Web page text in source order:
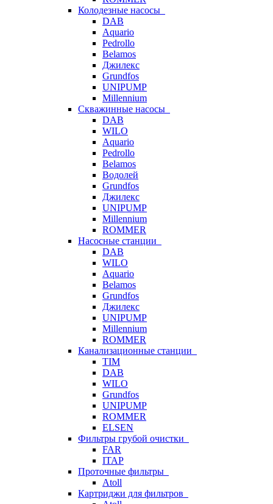
Колодезные насосы
DAB
Aquario
Pedrollo
Belamos
Джилекс
Grundfos
UNIPUMP
Millennium
Скважинные насосы
DAB
WILO
Aquario
Pedrollo
Belamos
Водолей
Grundfos
Джилекс
UNIPUMP
Millennium
ROMMER
Насосные станции
DAB
WILO
Aquario
Belamos
Grundfos
Джилекс
UNIPUMP
Millennium
ROMMER
Канализационные станции
TIM
DAB
WILO
Grundfos
UNIPUMP
ROMMER
ELSEN
Фильтры грубой очистки
FAR
ITAP
Проточные фильтры
Atoll
Картриджи для фильтров